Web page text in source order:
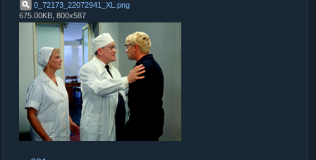
0_72173_22072941_XL png
675.00KB, 800x587